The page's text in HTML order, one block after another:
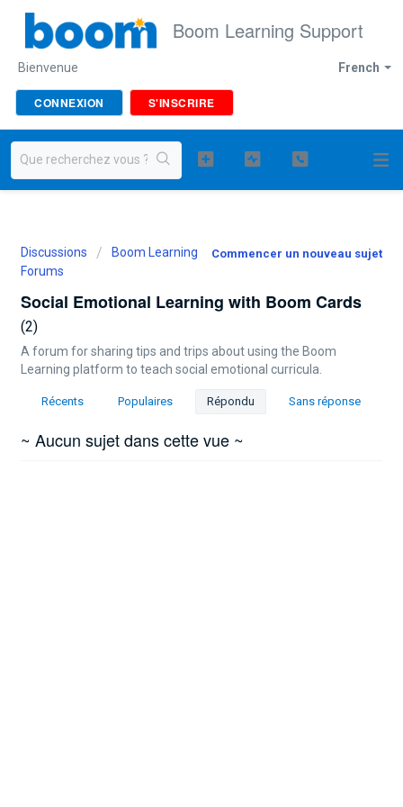
Boom Learning Support
French
Bienvenue
CONNEXION S'INSCRIRE
Commencer un nouveau sujet
Discussions
Boom Learning
Forums
Social Emotional Learning with Boom Cards
2
A forum for sharing tips and trips about using the Boom
Learning platform to teach social emotional curricula.
Récents Populaires Répondu Sans réponse
~ Aucun sujet dans cette vue ~